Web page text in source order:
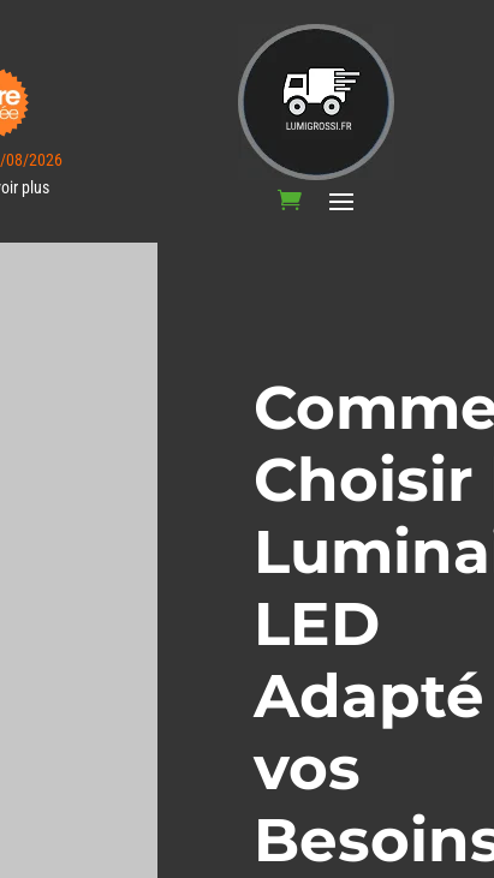
08/2026
plus
Choisir
LED
Adapté
vos